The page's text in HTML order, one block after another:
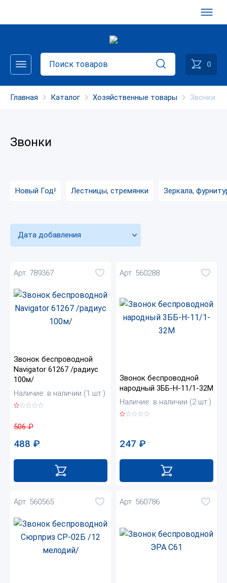
0
Главная Каталог Хозяйственные товары Звонки
Звонки
Новый Год! Лестницы, стремянки Зеркала,
Дата добавления
Арт. 789367
Звонок беспроводной
Navigator 61267 /радиус
100м/
Наличие: в наличии (1 шт.)
506₽
488 ₽
Арт. 560288
Звонок беспроводной
народный 3ББ-Н-11/1-32М
Наличие: в наличии (2 шт.)
247 ₽
Арт. 560565 Арт. 560786